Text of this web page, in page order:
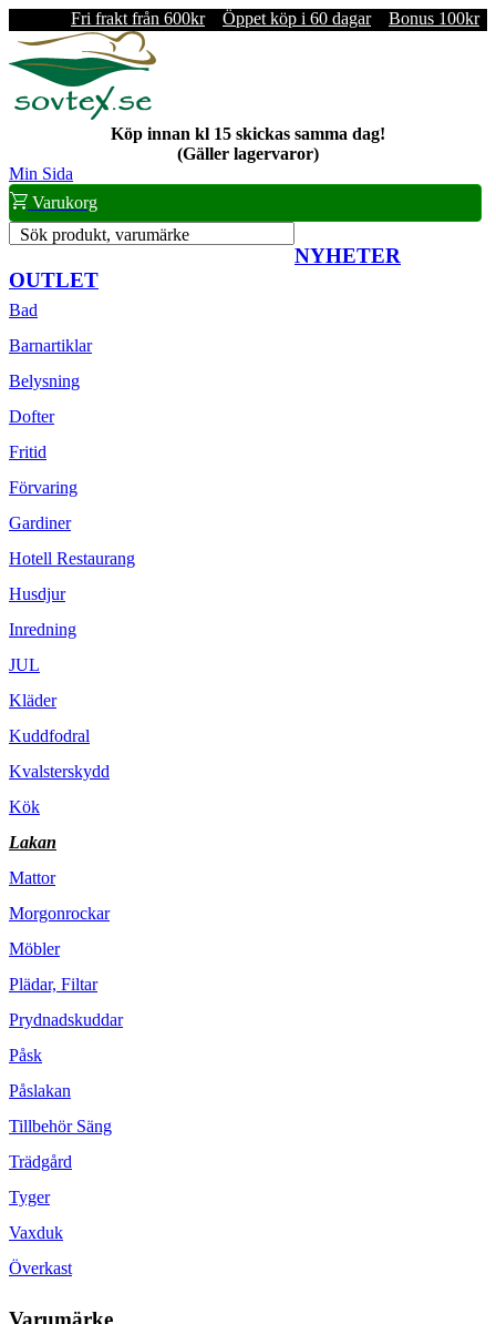
Fri frakt från 600kr Öppet köp i 60 dagar Bonus 100kr
Köp innan kl 15 skickas samma dag!
(Gäller lagervaror)
Min Sida
Varukorg
Sök produkt, varumärke
NYHETER
OUTLET
Bad
Barnartiklar
Belysning
Dofter
Fritid
Förvaring
Gardiner
Hotell Restaurang
Husdjur
Inredning
JUL
Kläder
Kuddfodral
Kvalsterskydd
Kök
Lakan
Mattor
Morgonrockar
Möbler
Plädar, Filtar
Prydnadskuddar
Påsk
Påslakan
Tillbehör Säng
Trädgård
Tyger
Vaxduk
Överkast
Varumärke